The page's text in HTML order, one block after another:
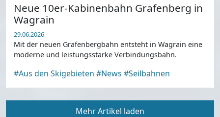
Neue 10er-Kabinenbahn Grafenberg in
Wagrain
29.06.2026
Mit der neuen Grafenbergbahn entsteht in Wagrain eine
moderne und leistungsstarke Verbindungsbahn.
#Aus den Skigebieten #News #Seilbahnen
Mehr Artikel laden